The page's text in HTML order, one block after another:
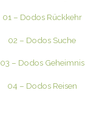
01 – Dodos Rückkehr
02 – Dodos Suche
03 – Dodos Geheimnis
04 – Dodos Reisen